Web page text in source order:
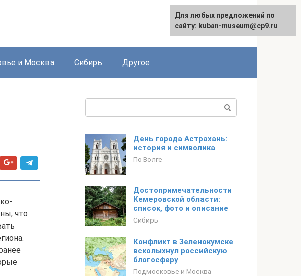
и Москва Сибирь Другое
что
День города Астрахань:
история и символика
По Волге
Достопримечательности
Кемеровской области:
список, фото и описание
Сибирь
Конфликт в Зеленокумске
всколыхнул российскую
блогосферу
Подмосковье и Москва
Для любых предложений по
сайту: kuban-museum@cp9.ru